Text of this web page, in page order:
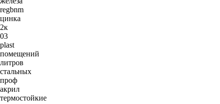
regbnm
цинка
2к
03
plast
помещений
литров
стальных
проф
акрил
термостойкие